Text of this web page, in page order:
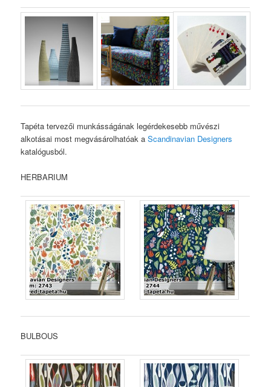
Tapéta tervezői munkásságának legérdekesebb művészi
alkotásai most megvásárolhatóak aScandinavian Designers
katalógusból.
HERBARIUM
BULBOUS